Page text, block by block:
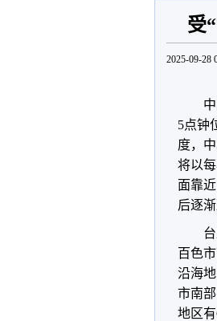
受
2025-09-28
5点钟
度，
将以
面靠
后逐渐
百色
沿海
市南
地区